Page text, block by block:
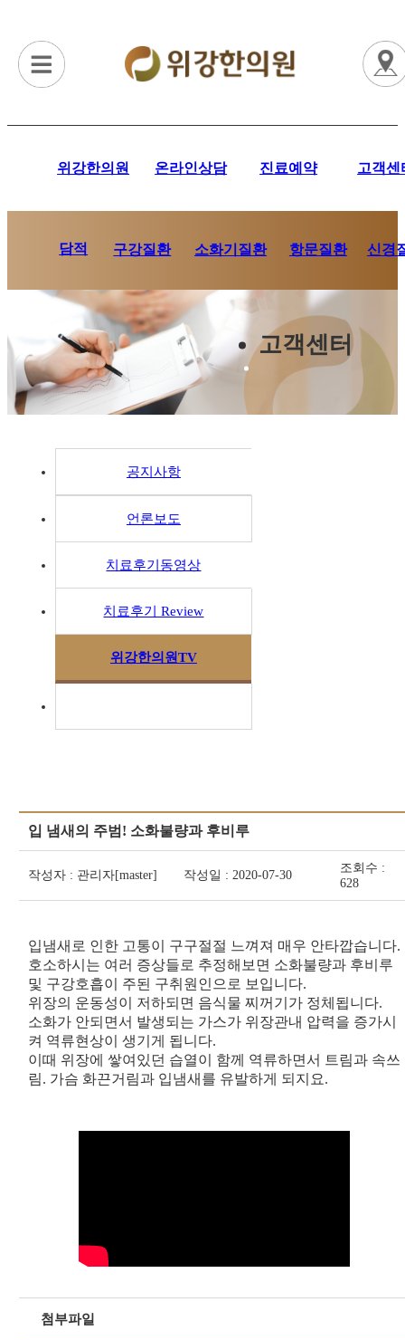
위강한의원 온라인상담 진료예약 고객센
담적 구강질환 소화기질환 항문질환 신경
고객센터
공지사항
언론보도
치료후기동영상
치료후기 Review
위강한의원TV
입 냄새의 주범! 소화불량과 후비루
작성자 : 관리자[master] 작성일 : 2020-07-30
조회수 :
628
입냄새로 인한 고통이 구구절절 느껴져 매우 안타깝습니다.
호소하시는 여러 증상들로 추정해보면 소화불량과 후비루
및 구강호흡이 주된 구취원인으로 보입니다.
위장의 운동성이 저하되면 음식물 찌꺼기가 정체됩니다.
소화가 안되면서 발생되는 가스가 위장관내 압력을 증가시
켜 역류현상이 생기게 됩니다.
이때 위장에 쌓여있던 습열이 함께 역류하면서 트림과 속쓰
림. 가슴 화끈거림과 입냄새를 유발하게 되지요.
첨부파일